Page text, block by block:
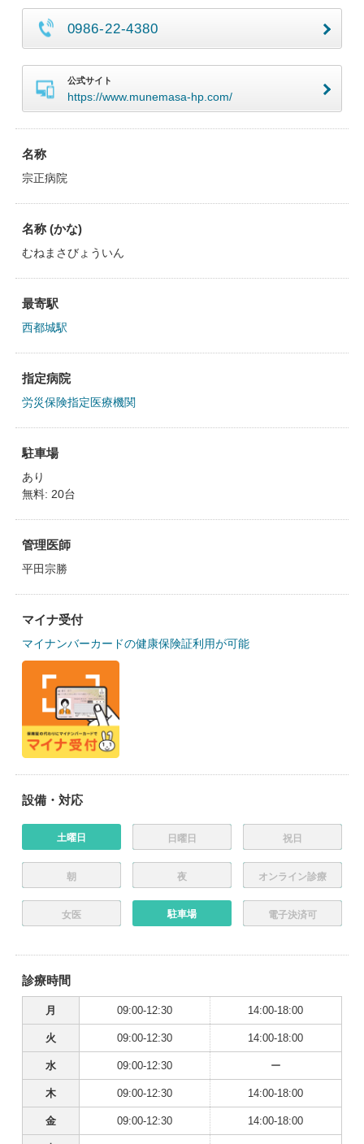
0986-22-4380
公式サイト
https://www.munemasa-hp.com/
名称
宗正病院
名称 (かな)
むねまさびょういん
最寄駅
西都城駅
指定病院
労災保険指定医療機関
駐車場
あり
無料: 20台
管理医師
平田宗勝
マイナ受付
マイナンバーカードの健康保険証利用が可能
設備・対応
土曜日 日曜日 祝日
朝 夜 オンライン診療
女医 駐車場 電子決済可
診療時間
月 09:00-12:30 14:00-18:00
火 09:00-12:30 14:00-18:00
水 09:00-12:30 ー
木 09:00-12:30 14:00-18:00
金 09:00-12:30 14:00-18:00